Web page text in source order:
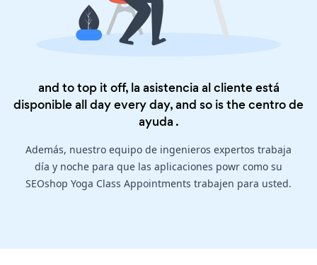
and to top it off, la asistencia al cliente está
disponible all day every day, and so is thecentro de
ayuda .
Además, nuestro equipo de ingenieros expertos trabaja
día y noche para que las aplicaciones powr como su
SEOshop Yoga Class Appointments trabajen para usted.